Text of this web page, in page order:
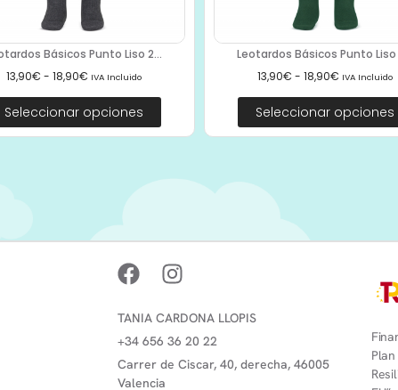
Básicos Punto Liso 2...
13,90€ - 18,90€ IVA Incluido
Seleccionar opciones
Leotardos Básicos Punto Liso
13,90€ - 18,90€ IVA Incluido
Seleccionar opciones
TANIA CARDONA LLOPIS
+34 656 36 20 22
Carrer de Ciscar, 40, derecha, 46005
Valencia